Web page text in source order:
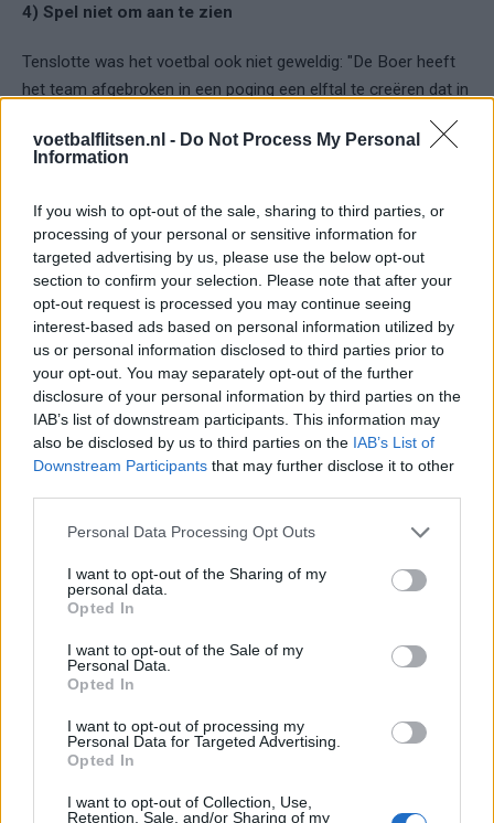
voetbalflitsen.nl - Do Not Process My Personal
Information
If you wish to opt-out of the sale, sharing to third parties, or
processing of your personal or sensitive information for
targeted advertising by us, please use the below opt-out
section to confirm your selection. Please note that after your
opt-out request is processed you may continue seeing
interest-based ads based on personal information utilized by
us or personal information disclosed to third parties prior to
your opt-out. You may separately opt-out of the further
disclosure of your personal information by third parties on the
IAB’s list of downstream participants. This information may
also be disclosed by us to third parties on the IAB’s List of
Downstream Participants that may further disclose it to other
Personal Data Processing Opt Outs
I want to opt-out of the Sharing of my
personal data.
Opted In
I want to opt-out of the Sale of my
Personal Data.
Opted In
I want to opt-out of processing my
Personal Data for Targeted Advertising.
Opted In
I want to opt-out of Collection, Use,
Retention, Sale, and/or Sharing of my
4) Spel niet om aan te zien
Tenslotte was het voetbal ook niet geweldig: "De Boer heeft
het team afgebroken in een poging een elftal te creëren dat in
zijn geest kon spelen. In dat proces veranderde Atlanta van de
goedspelende, vermakelijke ploeg van zijn voorganger Tata
Ajax Feyenoord PSV
Ajax richt pijlen op Marokkaanse WK-sensatie
Azzedine Ounahi
Steven Berghuis zorgt voor ophef na harde
tackle in oefenduel van Ajax
Dit houdt de transfer van Marc-André ter Stegen
naar Ajax nog tegen
plan van Ajax
Kritiek op Engels van Míchel genuanceerd: ‘Ajax-
spelers snappen dat echt wel’
De eerste Míchel-dagen bij Ajax: Blind coacht,
Gloukh krijgt standje en Ceballos wordt gebeld
Steur kiest voor Newcastle na gemiste
duidelijkheid bij Ajax